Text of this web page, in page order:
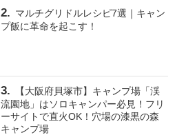
マルチグリドルレシピ7選｜キャン
プ飯に革命を起こす！
【大阪府貝塚市】キャンプ場「渓
流園地」はソロキャンパー必見！フリ
ーサイトで直火OK！穴場の漆黒の森
キャンプ場